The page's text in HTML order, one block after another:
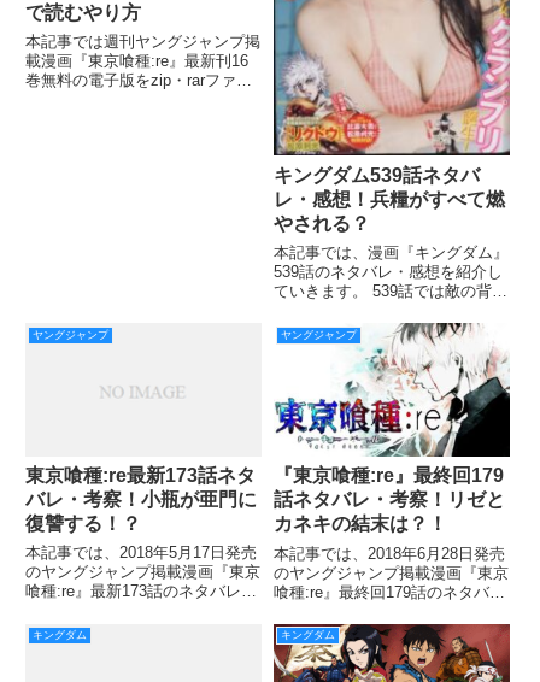
で読むやり方
本記事では週刊ヤングジャンプ掲
載漫画『東京喰種:re』最新刊16
巻無料の電子版をzip・rarファイ
キングダム539話ネタバ
レ・感想！兵糧がすべて燃
やされる？
本記事では、漫画『キングダム』
539話のネタバレ・感想を紹介し
ていきます。 539話では敵の背後
で一気に形勢が秦側に傾きまし
た！ 趙峩龍軍の動きを警戒して
いる王賁、趙峩龍の軍は標的とし
ていた王賁軍に逃げられ、現
ヤングジャンプ
東京喰種:re最新173話ネタ
バレ・考察！小瓶が亜門に
復讐する！？
本記事では、2018年5月17日発売
のヤングジャンプ掲載漫画『東京
喰種:re』最新173話のネタバレ・
門とドナートの戦いは、亜門の勝
利で決着を迎えました。 ドナー
ヤングジャンプ
『東京喰種:re』最終回179
話ネタバレ・考察！リゼと
カネキの結末は？！
本記事では、2018年6月28日発売
のヤングジャンプ掲載漫画『東京
喰種:re』最終回179話のネタバ
リゼ竜と決着がついたカネキです
が、竜が崩壊し巻き込まれるアク
シデントが発生しました。 カネ
キングダム キングダム